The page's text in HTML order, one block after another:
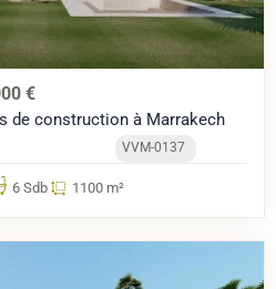
€
de construction à Marrakech
VVM-0137
6 Sdb 1100 m²